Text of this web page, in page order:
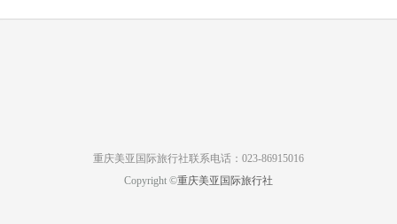
重庆美亚国际旅行社联系电话：023-86915016
Copyright ©重庆美亚国际旅行社